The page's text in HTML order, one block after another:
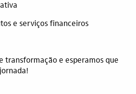
e serviços financeiros
transformação e esperamos que